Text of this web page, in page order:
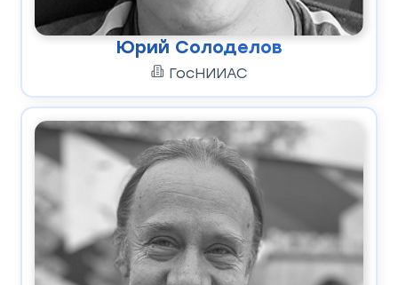
Юрий Солоделов
ГосНИИАС